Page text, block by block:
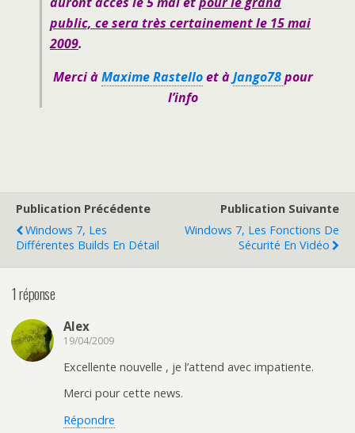
public, ce sera très certainement le 15 mai
2009.
Merci àMaxime Rastelloet àJango78pour
l’info
Publication Précédente
Windows 7, Les
Différentes Builds En Détail
Publication Suivante
Windows 7, Les Fonctions De
Sécurité En Vidéo
1 réponse
Alex
19/04/2009
Excellente nouvelle , je l’attend avec impatiente.
Merci pour cette news.
Répondre